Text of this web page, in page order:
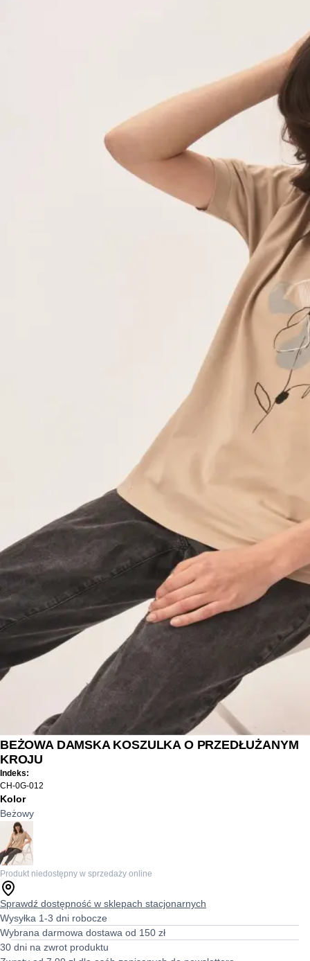
BEŻOWA DAMSKA KOSZULKA O PRZEDŁUŻANYM
KROJU
Indeks:
CH-0G-012
Kolor
Beżowy
Produkt niedostępny w sprzedaży online
Sprawdź dostępność w sklepach stacjonarnych
Wysyłka 1-3 dni robocze
Wybrana darmowa dostawa od 150 zł
30 dni na zwrot produktu